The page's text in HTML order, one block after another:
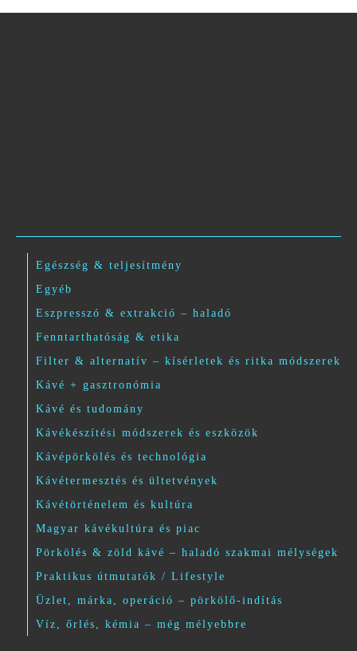
Egészség & teljesítmény
Egyéb
Eszpresszó & extrakció – haladó
Fenntarthatóság & etika
Filter & alternatív – kísérletek és ritka módszerek
Kávé + gasztronómia
Kávé és tudomány
Kávékészítési módszerek és eszközök
Kávépörkölés és technológia
Kávétermesztés és ültetvények
Kávétörténelem és kultúra
Magyar kávékultúra és piac
Pörkölés & zöld kávé – haladó szakmai mélységek
Praktikus útmutatók / Lifestyle
Üzlet, márka, operáció – pörkölő-indítás
Víz, őrlés, kémia – még mélyebbre